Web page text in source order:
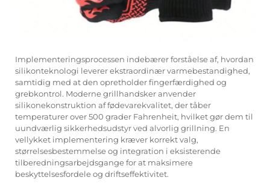
Implementeringsprocessen indebærer forståelse af, hvordan
silikonteknologi leverer ekstraordinær varmebestandighed,
samtidig med at den opretholder fingerfærdighed og
grebkontrol. Moderne grillhandsker anvender
silikonekonstruktion af fødevarekvalitet, der tåber
temperaturer over 500 grader Fahrenheit, hvilket gør dem til
uundværlig sikkerhedsudstyr ved alvorlig grillning. En
vellykket implementering kræver korrekt valg,
størrelsesbestemmelse og integration i eksisterende
tilberedningsarbejdsgange for at maksimere
beskyttelsesfordele og driftseffektivitet.